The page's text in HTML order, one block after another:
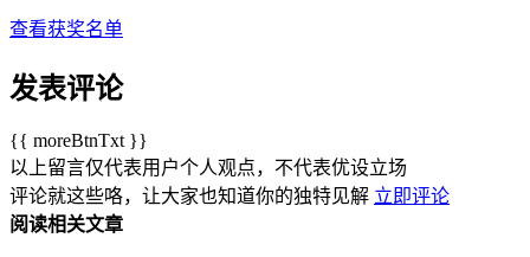
查看获奖名单
发表评论
{{ moreBtnTxt }}
以上留言仅代表用户个人观点，不代表优设立场
评论就这些咯，让大家也知道你的独特见解 立即评论
阅读相关文章